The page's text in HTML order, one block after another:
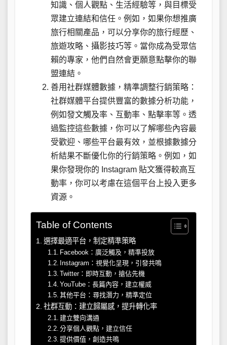
知識、個人觀點、生活經驗等，與目標受
眾建立連結和信任。例如，如果你想推廣
旅行相關產品，可以分享你的旅行經歷、
旅遊攻略、攝影技巧等。當你成為受眾信
賴的專家，他們自然會更願意點擊你的聯
盟連結。
善用社群媒體數據，精準調整行銷策略：
社群媒體平台提供豐富的數據分析功能，
例如發文觸及率、互動率、點擊率等。透
過監控這些數據，你可以了解哪些內容最
受歡迎、哪些平台最有效，並根據數據分
析結果不斷優化你的行銷策略。例如，如
果你發現你的 Instagram 貼文獲得較高互
動率，你可以考慮在這個平台上投入更多
資源。
Table of Contents
選擇最適平台，制定精準策略
Facebook：廣泛觸及，精準投放
Instagram：視覺化呈現，引發共鳴
Twitter：即時互動，搶佔先機
YouTube：長篇內容，建立權威
其他平台：尋找潛力，精準定位
社群互動：建立歸屬感，提升轉化率
建立雙向溝通
分享個人觀點，建立信任
提供價值，創造共鳴